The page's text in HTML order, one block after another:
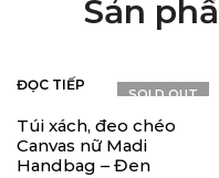
Sản
ĐỌC TIẾP
SOLD OUT
Túi xách, đeo chéo
Canvas nữ Madi
Handbag – Đen